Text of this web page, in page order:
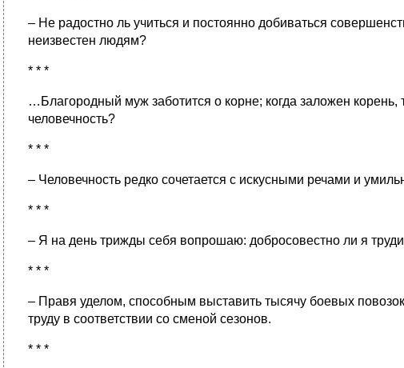
– Не радостно ль учиться и постоянно добиваться
неизвестен людям?
* * *
…Благородный муж заботится о корне; когда заложен
человечность?
* * *
– Человечность редко сочетается с искусными речами и
* * *
– Я на день трижды себя вопрошаю: добросовестно ли я
* * *
– Правя уделом, способным выставить тысячу боевых
труду в соответствии со сменой сезонов.
* * *